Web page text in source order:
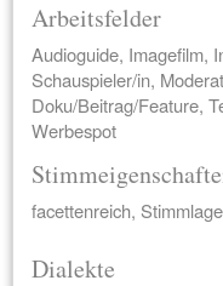
Arbeitsfelder
Audioguide, Imagefilm,
Schauspieler/in,
Doku/Beitrag/Feature,
Werbespot
facettenreich,
Dialekte